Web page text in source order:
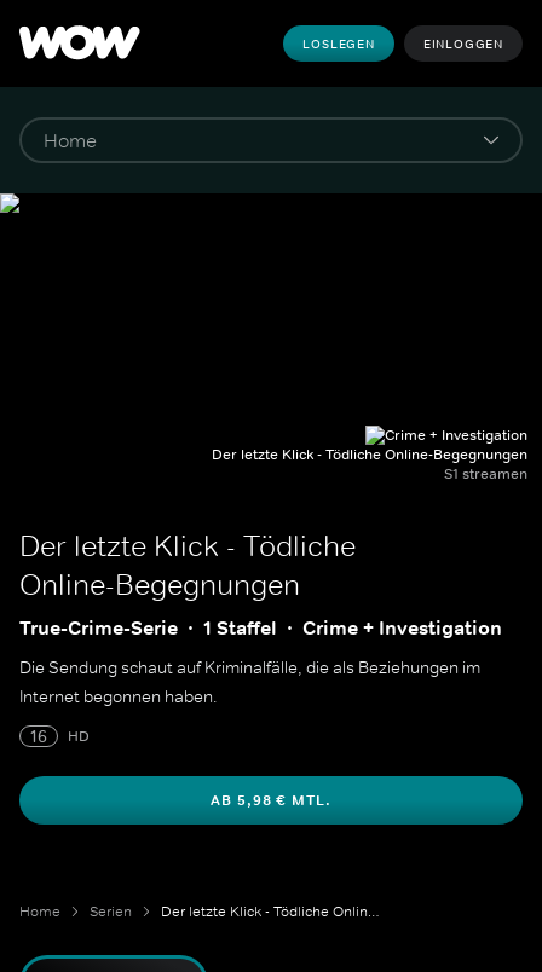
LOSLEGEN EINLOGGEN
Der letzte Klick - Tödliche Online-Begegnungen
S1 streamen
Der letzte Klick - Tödliche
Online-Begegnungen
True-Crime-Serie 1 Staffel Crime + Investigation
Die Sendung schaut auf Kriminalfälle, die als Beziehungen im
Internet begonnen haben.
16
HD
AB 5,98 € MTL.
Home Serien Der letzte Klick - Tödliche Online-Begegnungen